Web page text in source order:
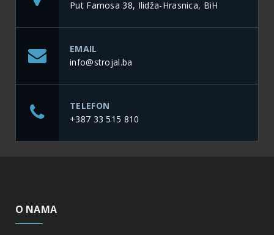
proizvodnjom mašina, alata za prese i brizganje plastike,
održavanjem i izradom rezervnih dijelova, laserskim
rezanjem, savijanjem, zavarivanjem, mašinskom obradom
i razvojem proizvoda. Počeli smo kao zanatska radnja
da imamo dugogodišnje iskustvo.
MENI
Proizvodi
Proizvodni pogon